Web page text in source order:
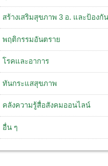
สร้างเสริมสุขภาพ 3 อ. ​และป้องกั
พฤติกรรมอันตราย
โรคและอาการ
ทันกระแสสุขภาพ
คลังความรู้สื่อสังคมออนไลน์
อื่น ๆ